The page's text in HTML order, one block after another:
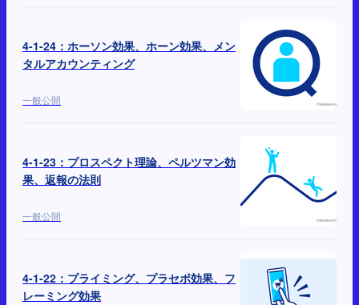
4-1-24：ホーソン効果、ホーン効果、メン
タルアカウンティング
一般公開
4-1-23：プロスペクト理論、ペルツマン効
果、返報の法則
一般公開
4-1-22：プライミング、プラセボ効果、フ
レーミング効果